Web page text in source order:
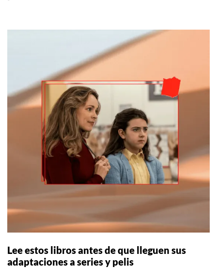
Lee estos libros antes de que lleguen sus
adaptaciones a series y pelis